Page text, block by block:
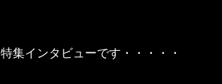
特集インタビューです・・・・・